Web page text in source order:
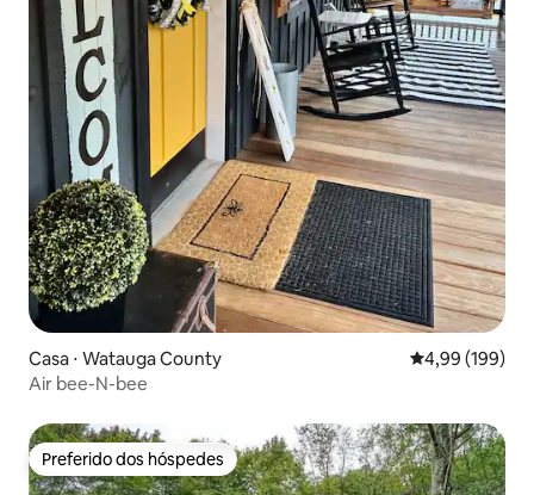
Casa ⋅ Watauga County 4,99 de uma
4,99 (199)
Air bee-N-bee
Preferido dos hóspedes
Preferido dos hóspedes